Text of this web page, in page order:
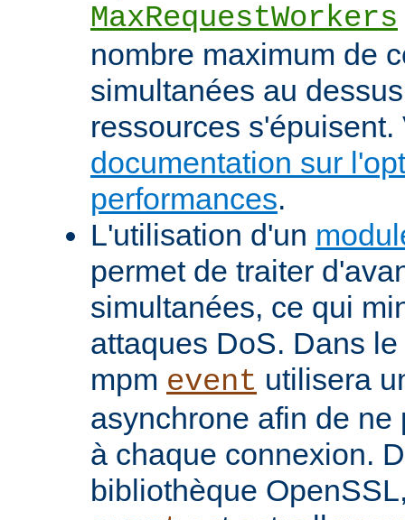
MaxRequestWorkers
nombre maximum de
simultanées au
ressources s'épuisent.
documentation sur
performances.
L'utilisation d'un
permet de traiter
simultanées, ce qui
attaques DoS. Dans
mpm event utilisera
asynchrone afin de
à chaque connexion.
bibliothèque